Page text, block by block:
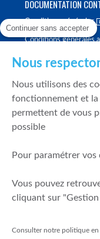
DOCUMENTATION
Conditions générales
Conditions générales
Politique de meilleure
Politique de durabilité
Fonds de garantie
Mentions légales
Prévention de la
Continuer sans accepter
Nous
Nous utilisons des
fonctionnement et la
permettent de vous
possible
Pour paramétrer vos
Vous pouvez
cliquant sur "Gestion
Consulter notre politique en